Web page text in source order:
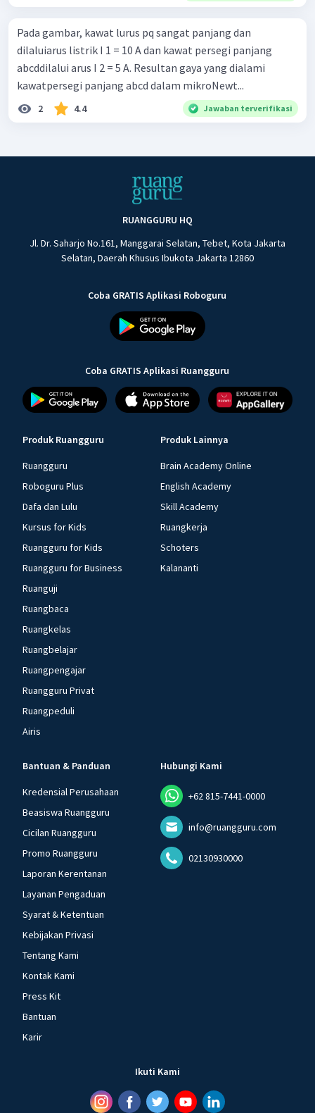
Pada gambar, kawat lurus pq sangat panjang dan
dilaluiarus listrik I 1 = 10 A dan kawat persegi panjang
abcddilalui arus I 2 = 5 A. Resultan gaya yang dialami
kawatpersegi panjang abcd dalam mikroNewt...
2 4.4 Jawaban terverifikasi
RUANGGURU HQ
Jl. Dr. Saharjo No.161, Manggarai Selatan, Tebet, Kota Jakarta
Selatan, Daerah Khusus Ibukota Jakarta 12860
Coba GRATIS Aplikasi Roboguru
Coba GRATIS Aplikasi Ruangguru
Produk Ruangguru
Ruangguru
Roboguru Plus
Dafa dan Lulu
Kursus for Kids
Ruangguru for Kids
Ruangguru for Business
Ruanguji
Ruangbaca
Ruangkelas
Ruangbelajar
Ruangpengajar
Ruangguru Privat
Ruangpeduli
Airis
Produk Lainnya
Brain Academy Online
English Academy
Skill Academy
Ruangkerja
Schoters
Kalananti
Bantuan & Panduan
Kredensial Perusahaan
Beasiswa Ruangguru
Cicilan Ruangguru
Promo Ruangguru
Laporan Kerentanan
Layanan Pengaduan
Syarat & Ketentuan
Kebijakan Privasi
Tentang Kami
Kontak Kami
Press Kit
Bantuan
Karir
Hubungi Kami
+62 815-7441-0000
info@ruangguru.com
02130930000
Ikuti Kami